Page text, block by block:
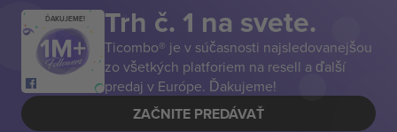
ĎAKUJEME! Trh č. 1 na svete.
Ticombo® je v súčasnosti najsledovanejšou
zo všetkých platforiem na resell a ďalší
predaj v Európe. Ďakujeme!
ZAČNITE PREDÁVAŤ